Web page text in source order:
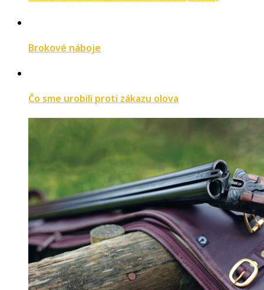
Brokové náboje
Čo sme urobili proti zákazu olova